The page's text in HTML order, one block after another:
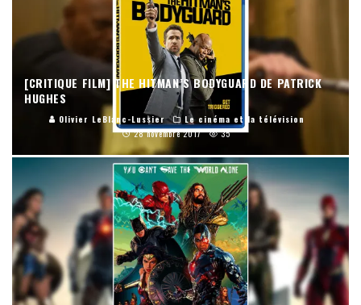
[CRITIQUE FILM] THE HITMAN’S BODYGUARD DE PATRICK
HUGHES
Olivier LeBlanc-Lussier
Le cinéma et la télévision
28 novembre 2017
35